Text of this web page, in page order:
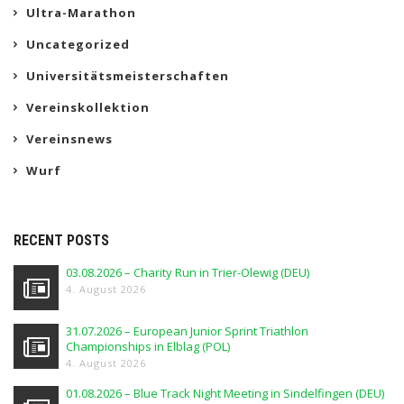
Ultra-Marathon
Uncategorized
Universitätsmeisterschaften
Vereinskollektion
Vereinsnews
Wurf
RECENT POSTS
03.08.2026 – Charity Run in Trier-Olewig (DEU)
4. August 2026
31.07.2026 – European Junior Sprint Triathlon
Championships in Elblag (POL)
4. August 2026
01.08.2026 – Blue Track Night Meeting in Sindelfingen (DEU)